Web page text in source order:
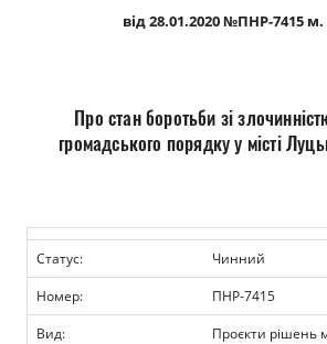
Міська влада
Бюджет
Прозорість влади
Документи
від 28.01.2020 №ПНР-7415
Про стан боротьби зі
громадського порядку у місті
Статус:
Чинний
Номер:
ПНР-7415
Вид:
Проєкти рішень